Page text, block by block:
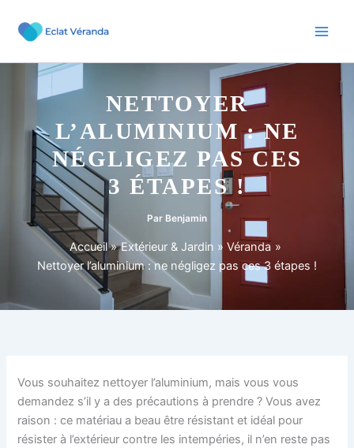
contenu
NETTOYER
L’ALUMINIUM : NE
NÉGLIGEZ PAS CES
3 ÉTAPES !
Par Benjamin
Accueil Extérieur & Jardin
Véranda
Nettoyer l’aluminium : ne négligez pas ces 3 étapes !
Vous souhaitez nettoyer l’aluminium, mais vous vous
demandez s’il y a des précautions à prendre ? Vous avez
raison : ce matériau a beau être résistant et idéal pour
résister à l’extérieur contre les intempéries, il n’en reste pas